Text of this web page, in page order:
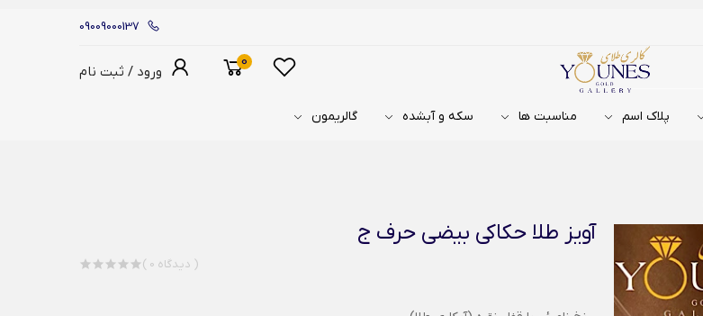
09009000137
ورود / ثبت نام
0
پلاک اسم مناسبت ها سکه و آبشده گالریمون
آویز طلا حکاکی بیضی حرف ج
( 0 دیدگاه )